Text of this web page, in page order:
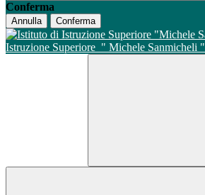
Conferma
Annulla Conferma
Istruzione Superiore " Michele Sanmicheli "